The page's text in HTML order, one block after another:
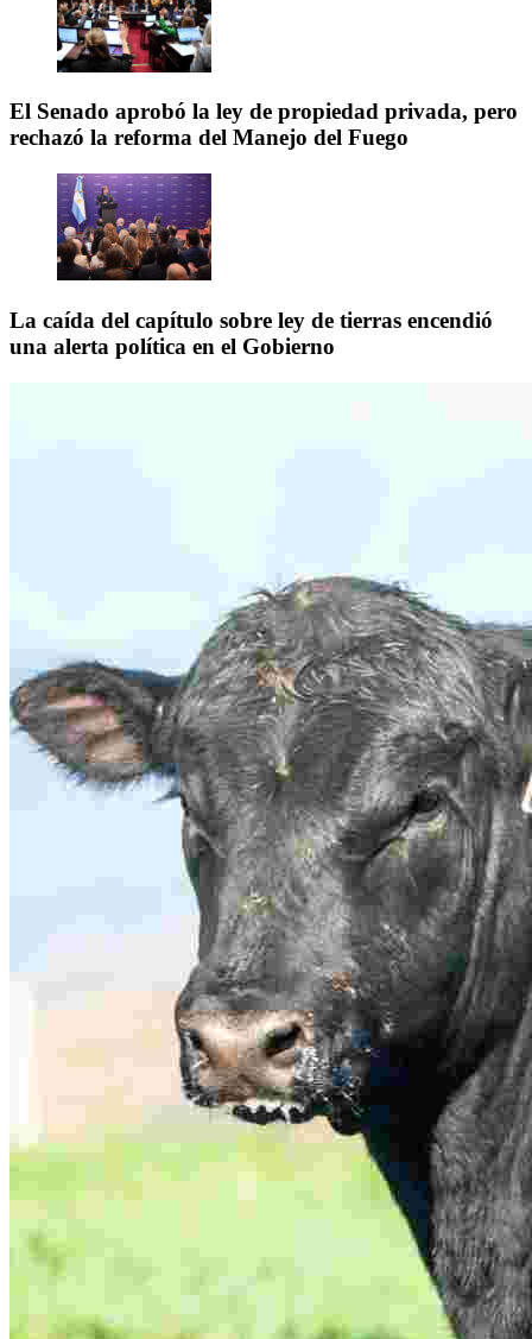
El Senado aprobó la ley de propiedad privada, pero
rechazó la reforma del Manejo del Fuego
La caída del capítulo sobre ley de tierras encendió
una alerta política en el Gobierno